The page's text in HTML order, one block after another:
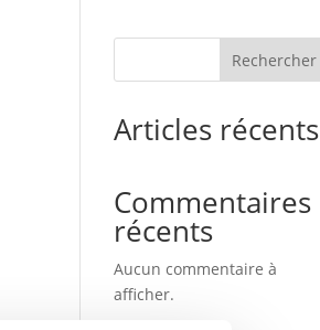
Rechercher
Articles récents
Commentaires
récents
Aucun commentaire à
afficher.